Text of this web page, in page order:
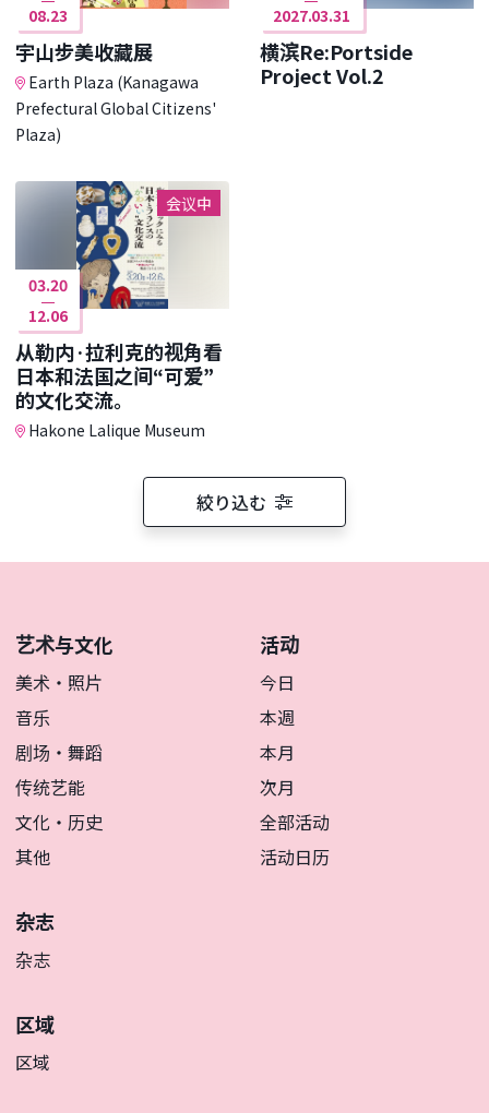
08.23
宇山步美收藏展
Earth Plaza (Kanagawa
Prefectural Global Citizens'
Plaza)
2027.03.31
横滨Re:Portside
Project Vol.2
会议中
03.20
12.06
从勒内·拉利克的视角看
日本和法国之间“可爱”
的文化交流。
Hakone Lalique Museum
絞り込む
艺术与文化
美术・照片
音乐
剧场・舞蹈
传统艺能
文化・历史
其他
活动
今日
本週
本月
次月
全部活动
活动日历
杂志
杂志
区域
区域